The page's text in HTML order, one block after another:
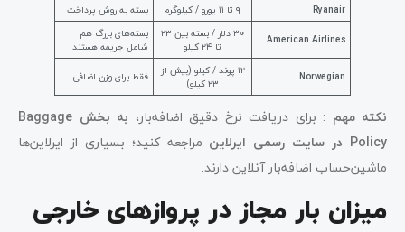
Ryanair
۹ تا ۱۱ یورو / کیلوگرم
بسته به روش پرداخت
American Airlines
۳۰ دلار / بسته بین ۲۳
تا ۲۴ کیلو
بسته‌های بزرگ هم
شامل جریمه هستند
Norwegian
۱۲ پوند / کیلو (بیش از
۲۳ کیلو)
فقط برای وزن اضافی
نکته مهم : برای دریافت نرخ دقیق اضافه‌بار،
به بخش Baggage
Policy در سایت رسمی ایرلاین
مراجعه کنید؛ بسیاری از ایرلاین‌ها
ماشین‌حساب اضافه‌بار آنلاین دارند.
میزان بار مجاز در پروازهای خارجی